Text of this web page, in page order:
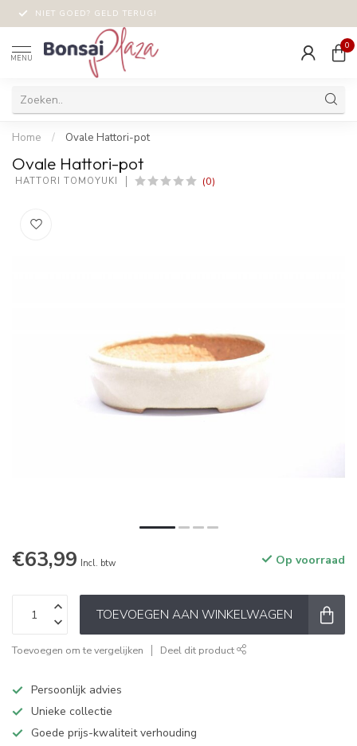
NIET GOED? GELD TERUG!
MENU
0
Home / Ovale Hattori-pot
Ovale Hattori-pot
HATTORI TOMOYUKI (0)
€63,99 Incl. btw Op voorraad
TOEVOEGEN AAN WINKELWAGEN
Toevoegen om te vergelijken Deel dit product
Persoonlijk advies
Unieke collectie
Goede prijs-kwaliteit verhouding